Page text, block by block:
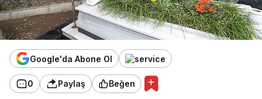
Google'da Abone Ol
0 Paylaş Beğen